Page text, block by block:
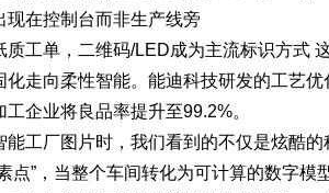
现在控制台而非生产线旁
质工单，二维码/LED成为主流标识方式
化走向柔性智能。能迪科技研发的工艺
企业将良品率提升至99.2%。
能工厂图片时，我们看到的不仅是炫酷
点”，当整个车间转化为可计算的数字